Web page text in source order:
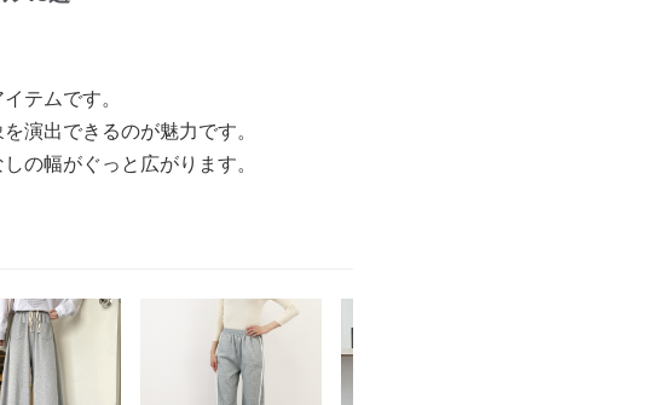
テムです。
演出できるのが魅力です。
の幅がぐっと広がります。